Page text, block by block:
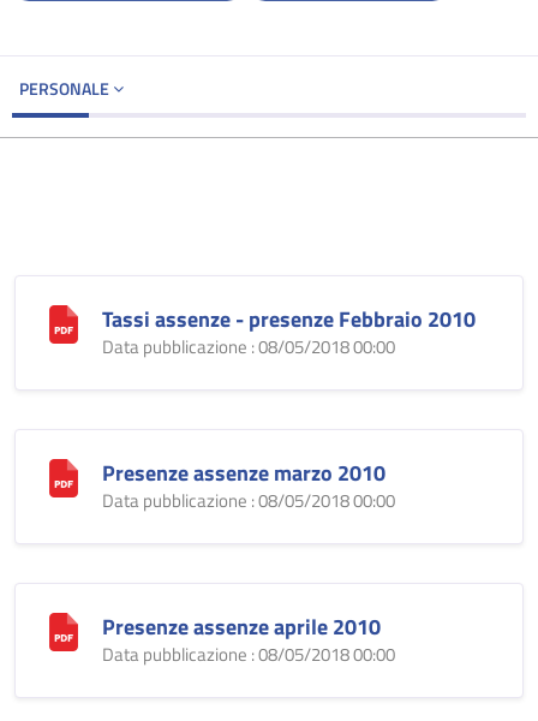
PERSONALE
Tassi assenze - presenze Febbraio 2010
Data pubblicazione : 08/05/2018 00:00
Presenze assenze marzo 2010
Data pubblicazione : 08/05/2018 00:00
Presenze assenze aprile 2010
Data pubblicazione : 08/05/2018 00:00